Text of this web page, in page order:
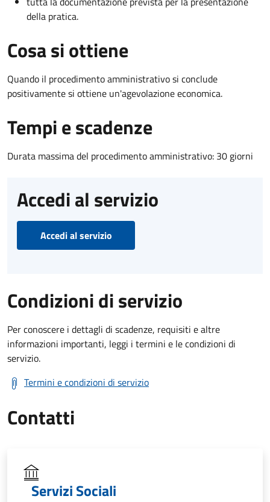
della pratica.
Cosa si ottiene
Quando il procedimento amministrativo si conclude
positivamente si ottiene un'agevolazione economica.
Tempi e scadenze
Durata massima del procedimento amministrativo: 30 giorni
Accedi al servizio
Accedi al servizio
Condizioni di servizio
Per conoscere i dettagli di scadenze, requisiti e altre
informazioni importanti, leggi i termini e le condizioni di
servizio.
Termini e condizioni di servizio
Contatti
Servizi Sociali